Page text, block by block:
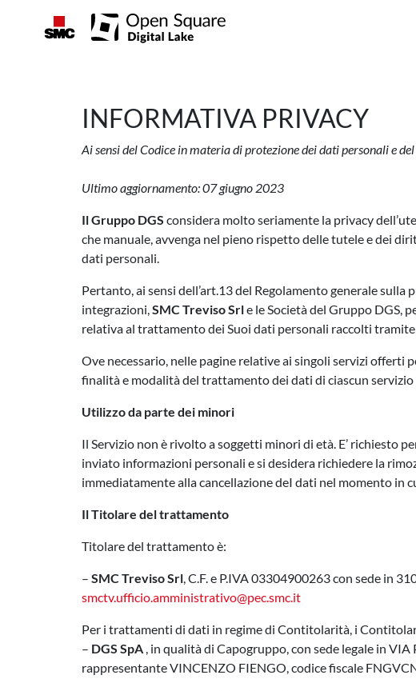
INFORMATIVA PRIVACY
Ai sensi del Codice in materia di protezione dei dati personali e
Ultimo aggiornamento: 07 giugno 2023
Il Gruppo DGS considera molto seriamente la privacy
che manuale, avvenga nel pieno rispetto delle tutele e dei
dati personali.
Pertanto, ai sensi dell’art.13 del Regolamento generale
integrazioni,SMC Treviso Srle le Società del Gruppo DGS,
relativa al trattamento dei Suoi dati personali raccolti
Ove necessario, nelle pagine relative ai singoli servizi
finalità e modalità del trattamento dei dati di ciascun
Utilizzo da parte dei minori
Il Servizio non è rivolto a soggetti minori di età. E’ richiesto
inviato informazioni personali e si desidera richiedere la
immediatamente alla cancellazione deI dati nel momento in
Il Titolare del trattamento
Titolare del trattamento è:
– SMC Treviso Srl, C.F. e P.IVA 03304900263 con sede in
smctv.ufficio.amministrativo@pec.smc.it
Per i trattamenti di dati in regime di Contitolarità, i
– DGS SpA , in qualità di Capogruppo, con sede legale in
rappresentante VINCENZO FIENGO, codice fiscale